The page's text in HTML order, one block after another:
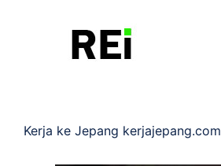
Kerja ke Jepang kerjajepang.com